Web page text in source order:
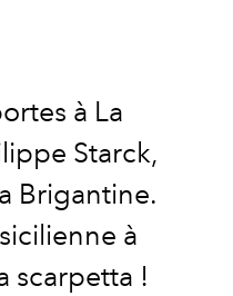
à La
Starck,
Brigantine.
à
scarpetta !